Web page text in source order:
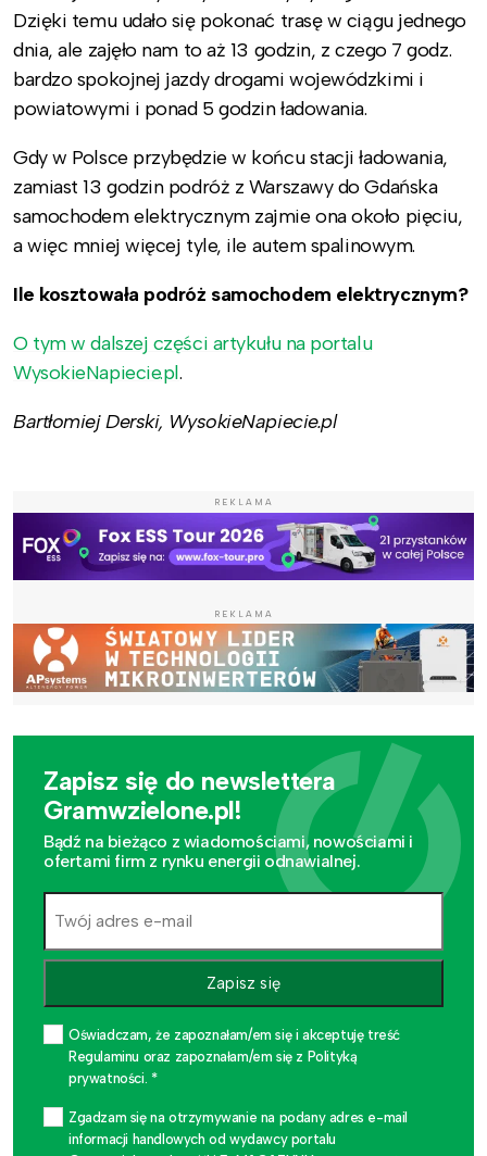
Dzięki temu udało się pokonać trasę w ciągu jednego
dnia, ale zajęło nam to aż 13 godzin, z czego 7 godz.
bardzo spokojnej jazdy drogami wojewódzkimi i
powiatowymi i ponad 5 godzin ładowania.
Gdy w Polsce przybędzie w końcu stacji ładowania,
zamiast 13 godzin podróż z Warszawy do Gdańska
samochodem elektrycznym zajmie ona około pięciu,
a więc mniej więcej tyle, ile autem spalinowym.
Ile kosztowała podróż samochodem elektrycznym?
O tym w dalszej części artykułu na portalu
WysokieNapiecie.pl.
Bartłomiej Derski, WysokieNapiecie.pl
REKLAMA
REKLAMA
Zapisz się do newslettera
Gramwzielone.pl!
Bądź na bieżąco z wiadomościami, nowościami i
ofertami firm z rynku energii odnawialnej.
Zapisz się
Oświadczam, że zapoznałam/em się i akceptuję treść
Regulaminu oraz zapoznałam/em się z Polityką
prywatności. *
Zgadzam się na otrzymywanie na podany adres e-mail
informacji handlowych od wydawcy portalu